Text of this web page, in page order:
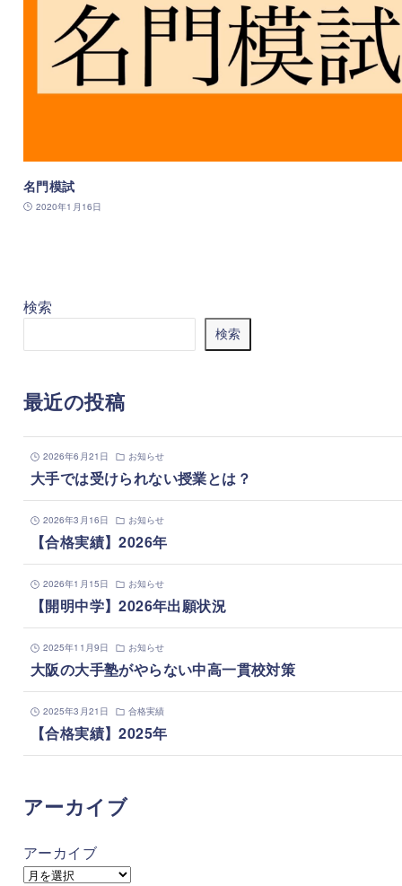
名門模試
2020年1月16日
検索
検索
最近の投稿
2026年6月21日 お知らせ
大手では受けられない授業とは？
2026年3月16日 お知らせ
【合格実績】2026年
2026年1月15日 お知らせ
【開明中学】2026年出願状況
2025年11月9日 お知らせ
大阪の大手塾がやらない中高一貫校対策
2025年3月21日 合格実績
【合格実績】2025年
アーカイブ
アーカイブ